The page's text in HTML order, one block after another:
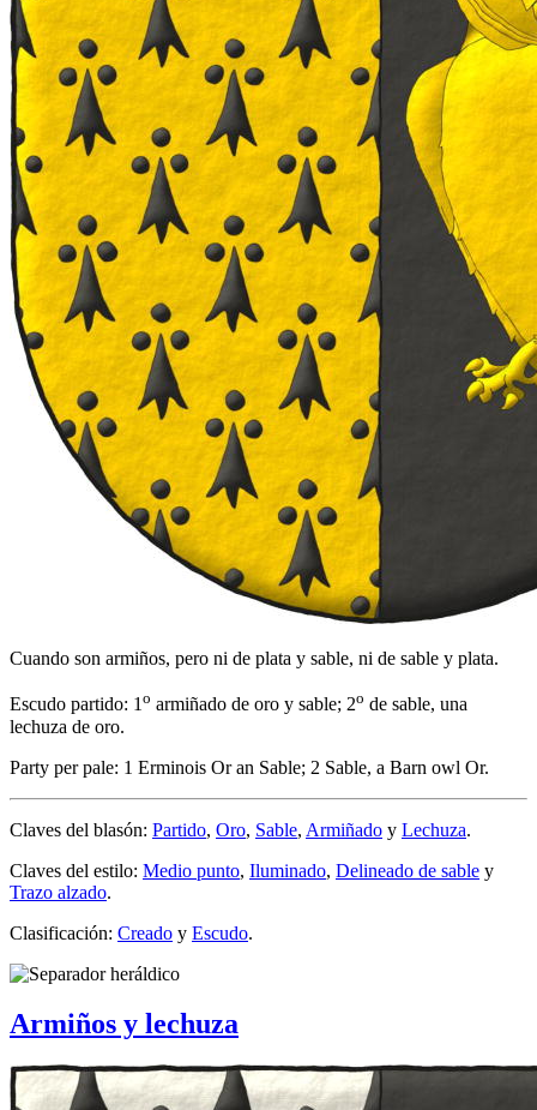
Cuando son armiños, pero ni de plata y sable, ni de sable y plata.
Escudo partido: 1o armiñado de oro y sable; 2o de sable, una
lechuza de oro.
Party per pale: 1 Erminois Or an Sable; 2 Sable, a Barn owl Or.
Claves del blasón: Partido, Oro, Sable, Armiñado y Lechuza.
Claves del estilo: Medio punto, Iluminado, Delineado de sable y
Trazo alzado.
Clasificación: Creado y Escudo.
Armiños y lechuza